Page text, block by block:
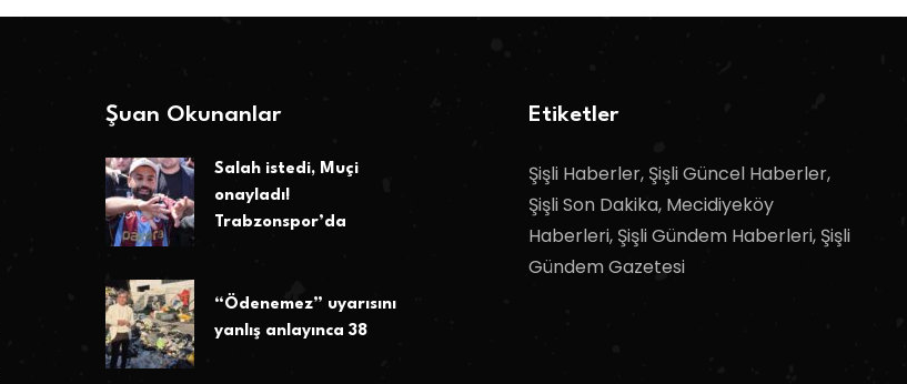
Şuan Okunanlar
Salah istedi, Muçi
onayladı!
Trabzonspor’da
“Ödenemez” uyarısını
yanlış anlayınca 38
Etiketler
Şişli Haberler, Şişli Güncel Haberler,
Şişli Son Dakika, Mecidiyeköy
Haberleri, Şişli Gündem Haberleri, Şişli
Gündem Gazetesi